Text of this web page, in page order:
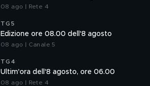
08 ago | Rete 4
TG5
Edizione ore 08.00 dell'8 agosto
08 ago | Canale 5
TG4
Ultim'ora dell'8 agosto, ore 06.00
08 ago | Rete 4